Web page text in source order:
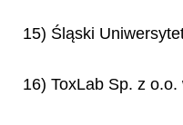
15) Śląski
16) ToxLab Sp. z